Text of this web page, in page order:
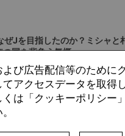
ぜJを目指したのか？ミシャと
の国を背負う気概
び広告配信等のために
てアクセスデータを取得
くは「クッキーポリシー